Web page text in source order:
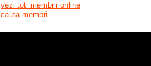
vezi toti membrii online
cauta membri